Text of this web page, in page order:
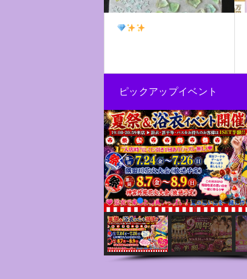
ピックアップイベント